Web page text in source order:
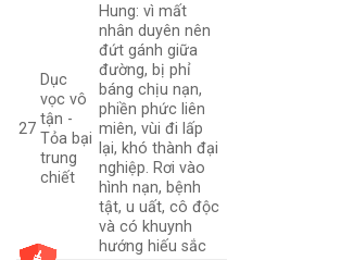
27
Dục
vọc vô
tận -
Tỏa bại
trung
chiết
Hung: vì mất
nhân duyên nên
đứt gánh giữa
đường, bị phỉ
báng chịu nạn,
phiền phức liên
miên, vùi đi lấp
lại, khó thành đại
nghiệp. Rơi vào
hình nạn, bệnh
tật, u uất, cô độc
và có khuynh
hướng hiếu sắc